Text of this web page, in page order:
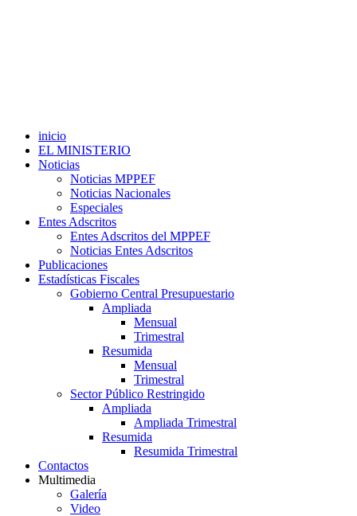
inicio
EL MINISTERIO
Noticias
Noticias MPPEF
Noticias Nacionales
Especiales
Entes Adscritos
Entes Adscritos del MPPEF
Noticias Entes Adscritos
Publicaciones
Estadísticas Fiscales
Gobierno Central Presupuestario
Ampliada
Mensual
Trimestral
Resumida
Mensual
Trimestral
Sector Público Restringido
Ampliada
Ampliada Trimestral
Resumida
Resumida Trimestral
Contactos
Multimedia
Galería
Video